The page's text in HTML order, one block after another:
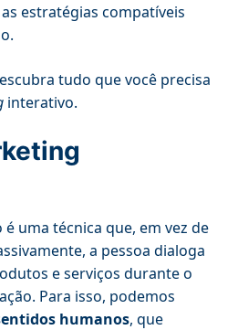
estratégias compatíveis
tudo que você precisa
interativo.
uma técnica que, em vez de
a pessoa dialoga
e serviços durante o
Para isso, podemos
humanos, que